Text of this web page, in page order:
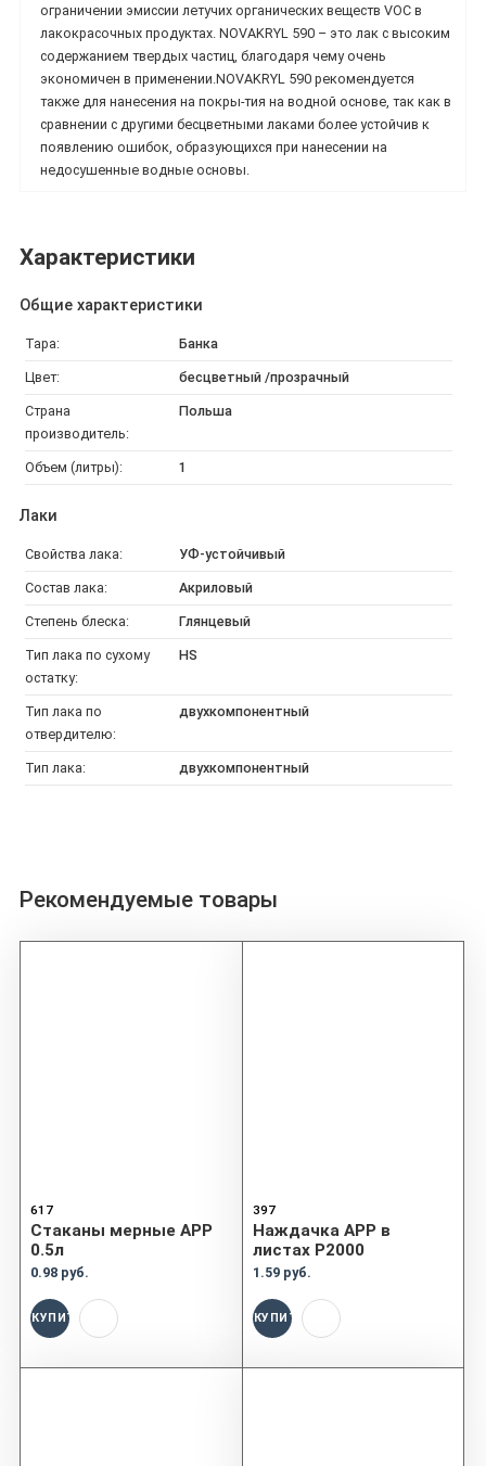
ограничении эмиссии летучих органических веществ VOC в
лакокрасочных продуктах. NOVAKRYL 590 – это лак с высоким
содержанием твердых частиц, благодаря чему очень
экономичен в применении.NOVAKRYL 590 рекомендуется
также для нанесения на покры-тия на водной основе, так как в
сравнении с другими бесцветными лаками более устойчив к
появлению ошибок, образующихся при нанесении на
недосушенные водные основы.
Характеристики
Общие характеристики
Тара: Банка
Цвет: бесцветный /прозрачный
Страна
производитель:
Польша
Объем (литры): 1
Лаки
Свойства лака: УФ-устойчивый
Состав лака: Акриловый
Степень блеска: Глянцевый
Тип лака по сухому
остатку:
HS
Тип лака по
отвердителю:
двухкомпонентный
Тип лака: двухкомпонентный
Рекомендуемые товары
617
Cтаканы мерные APP
0.5л
0.98 руб.
КУПИТЬ
397
Наждачка APP в
листах P2000
1.59 руб.
КУПИТЬ